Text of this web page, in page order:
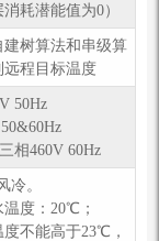
耗潜能值为0）
树算法和串级算
程目标温度
50Hz
相460V 60Hz
冷。
度：20℃；
不能高于23℃，